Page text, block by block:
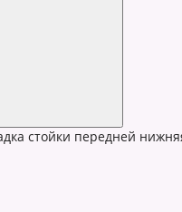
стойки передней